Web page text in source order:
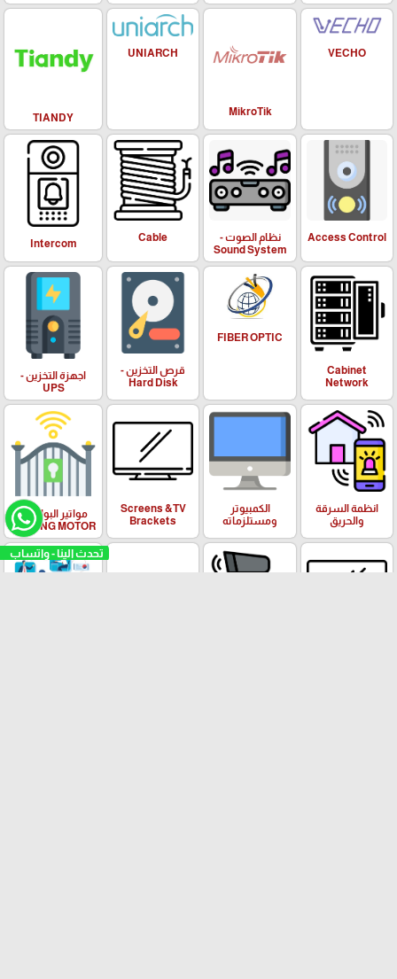
تحدث الينا - واتساب
VECHO
MikroTik
UNIARCH
TIANDY
Access Control
نظام الصوت -
Sound System
Cable
Intercom
Cabinet
Network
FIBER OPTIC
قرص التخزين -
Hard Disk
اجهزة التخزين -
UPS
انظمة السرقة
والحريق
الكمبيوتر
ومستلزماته
Screens &TV
Brackets
مواتير البوابات -
SLIDING MOTOR